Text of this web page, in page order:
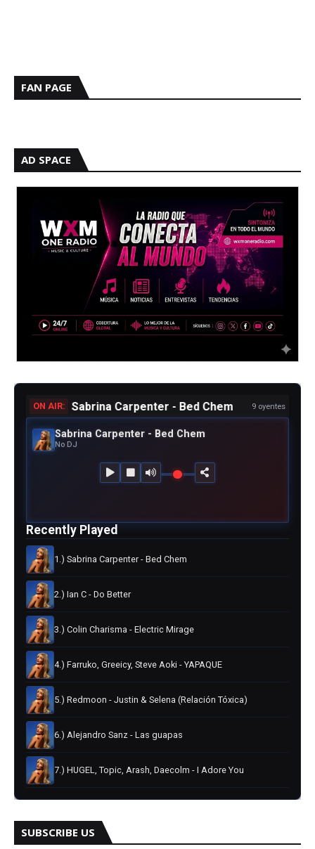
FAN PAGE
AD SPACE
ON AIR:Sabrina Carpenter - Bed Chem 9 oyentes
Sabrina Carpenter - Bed Chem
No DJ
Recently Played
1.) Sabrina Carpenter - Bed Chem
2.) Ian C - Do Better
3.) Colin Charisma - Electric Mirage
4.) Farruko, Greeicy, Steve Aoki - YAPAQUE
5.) Redmoon - Justin & Selena (Relación Tóxica)
6.) Alejandro Sanz - Las guapas
7.) HUGEL, Topic, Arash, Daecolm - I Adore You
9.) Alan Walker, Meek - Dancing in love
SUBSCRIBE US